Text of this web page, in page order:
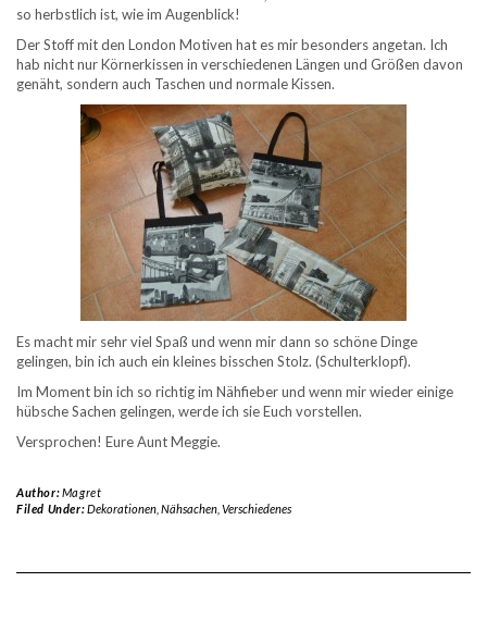
so herbstlich ist, wie im Augenblick!
Der Stoff mit den London Motiven hat es mir besonders angetan. Ich
hab nicht nur Körnerkissen in verschiedenen Längen und Größen davon
genäht, sondern auch Taschen und normale Kissen.
Es macht mir sehr viel Spaß und wenn mir dann so schöne Dinge
gelingen, bin ich auch ein kleines bisschen Stolz. (Schulterklopf).
Im Moment bin ich so richtig im Nähfieber und wenn mir wieder einige
hübsche Sachen gelingen, werde ich sie Euch vorstellen.
Versprochen! Eure Aunt Meggie.
Author:Magret
Filed Under:Dekorationen, Nähsachen, Verschiedenes